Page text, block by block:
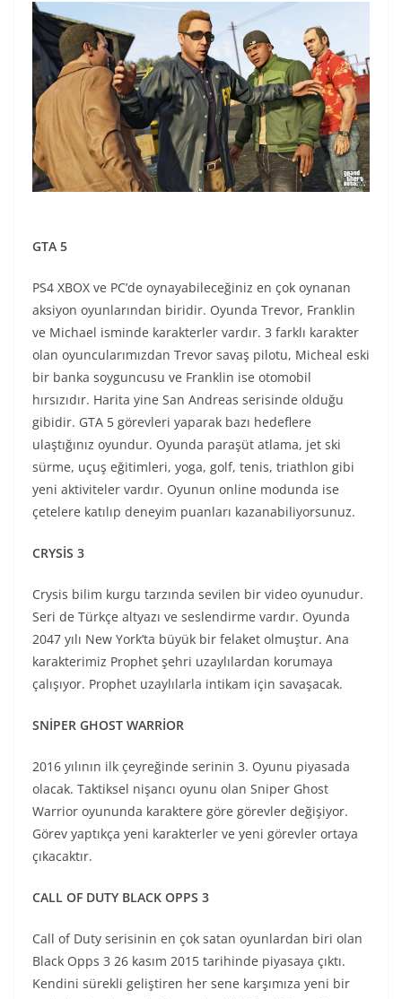
GTA 5
PS4 XBOX ve PC’de oynayabileceğiniz en çok oynanan
aksiyon oyunlarından biridir. Oyunda Trevor, Franklin
ve Michael isminde karakterler vardır. 3 farklı karakter
olan oyuncularımızdan Trevor savaş pilotu, Micheal eski
bir banka soyguncusu ve Franklin ise otomobil
hırsızıdır. Harita yine San Andreas serisinde olduğu
gibidir. GTA 5 görevleri yaparak bazı hedeflere
ulaştığınız oyundur. Oyunda paraşüt atlama, jet ski
sürme, uçuş eğitimleri, yoga, golf, tenis, triathlon gibi
yeni aktiviteler vardır. Oyunun online modunda ise
çetelere katılıp deneyim puanları kazanabiliyorsunuz.
CRYSİS 3
Crysis bilim kurgu tarzında sevilen bir video oyunudur.
Seri de Türkçe altyazı ve seslendirme vardır. Oyunda
2047 yılı New York’ta büyük bir felaket olmuştur. Ana
karakterimiz Prophet şehri uzaylılardan korumaya
çalışıyor. Prophet uzaylılarla intikam için savaşacak.
SNİPER GHOST WARRİOR
2016 yılının ilk çeyreğinde serinin 3. Oyunu piyasada
olacak. Taktiksel nişancı oyunu olan Sniper Ghost
Warrior oyununda karaktere göre görevler değişiyor.
Görev yaptıkça yeni karakterler ve yeni görevler ortaya
çıkacaktır.
CALL OF DUTY BLACK OPPS 3
Call of Duty serisinin en çok satan oyunlardan biri olan
Black Opps 3 26 kasım 2015 tarihinde piyasaya çıktı.
Kendini sürekli geliştiren her sene karşımıza yeni bir